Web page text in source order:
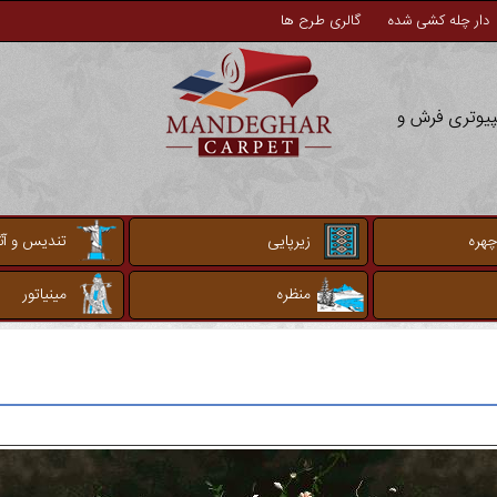
دار چله کشی شده گالری طرح ها
فرش و
زیرپایی
تندیس و
منظره
مینیاتور